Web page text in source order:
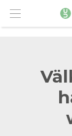
Menu
KONTAKT